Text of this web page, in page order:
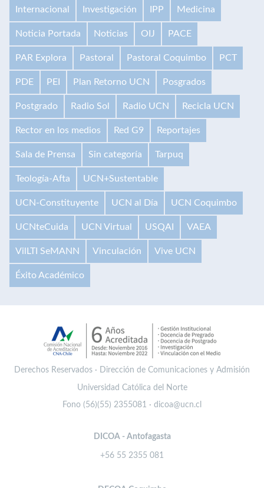
Internacional Investigación IPP Medicina
Noticia Portada Noticias OIJ PACE
PAR Explora Pastoral Pastoral Coquimbo PCT
PDE PEI Plan Retorno UCN Posgrados
Postgrado Radio Sol Radio UCN Recicla UCN
Rector en los medios Red G9 Reportajes
Sala de Prensa Sin categoría Tarpuq
Teología-Afta UCN+Sustentable
UCN-Constituyente UCN al Día UCN Coquimbo
UCNteCuida UCN Virtual USQAI VAEA
VilLTI SeMANN Vinculación Vive UCN
Éxito Académico
Derechos Reservados · Dirección de Comunicaciones y Admisión
Universidad Católica del Norte
Fono (56)(55) 2355081 · dicoa@ucn.cl
DICOA - Antofagasta
+56 55 2355 081